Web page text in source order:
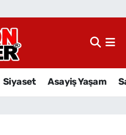
Siyaset Asayiş Yaşam